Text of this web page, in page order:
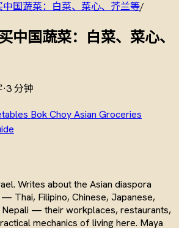
国蔬菜：白菜、菜心、芥兰等/
中国蔬菜：白菜、菜心、
·3 分钟
Bok ChoyAsian Groceries
Writes about the Asian diaspora
Thai, Filipino, Chinese, Japanese,
Nepali — their workplaces, restaurants,
mechanics of living here. Maya